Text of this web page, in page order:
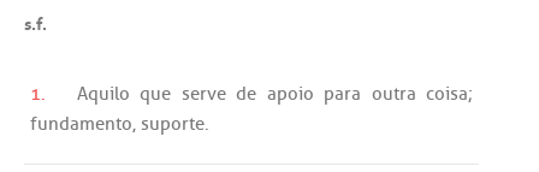
s.f.
1. Aquilo que serve de apoio para outra coisa;
fundamento, suporte.